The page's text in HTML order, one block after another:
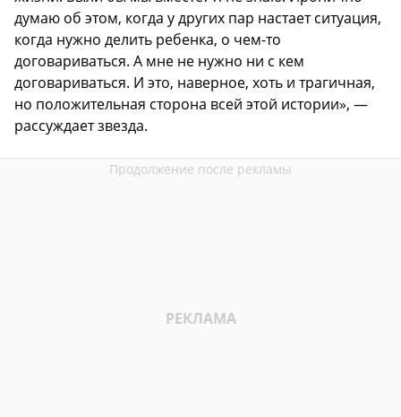
думаю об этом, когда у других пар настает ситуация,
когда нужно делить ребенка, о чем-то
договариваться. А мне не нужно ни с кем
договариваться. И это, наверное, хоть и трагичная,
но положительная сторона всей этой истории», —
рассуждает звезда.